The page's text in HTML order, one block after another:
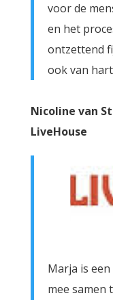
voor de
en het
ontzettend
ook van
Nicoline van
LiveHouse
Marja is
mee samen